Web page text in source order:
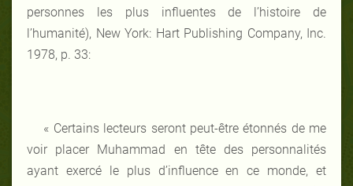
personnes les plus influentes de l’histoire de
l’humanité), New York: Hart Publishing Company, Inc.
1978, p. 33:
« Certains lecteurs seront peut-être étonnés de me
voir placer Muhammad en tête des personnalités
ayant exercé le plus d’influence en ce monde, et